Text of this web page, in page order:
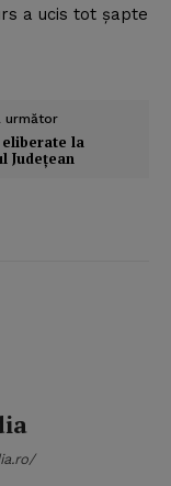
a ucis tot şapte
următor
la
Judeţean